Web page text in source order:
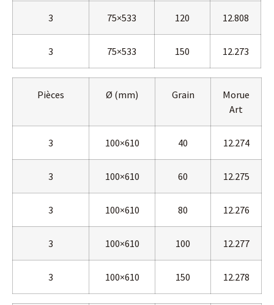
3 75×533 120 12.808
3 75×533 150 12.273
Pièces Ø (mm) Grain
Morue
Art
3 100×610 40 12.274
3 100×610 60 12.275
3 100×610 80 12.276
3 100×610 100 12.277
3 100×610 150 12.278